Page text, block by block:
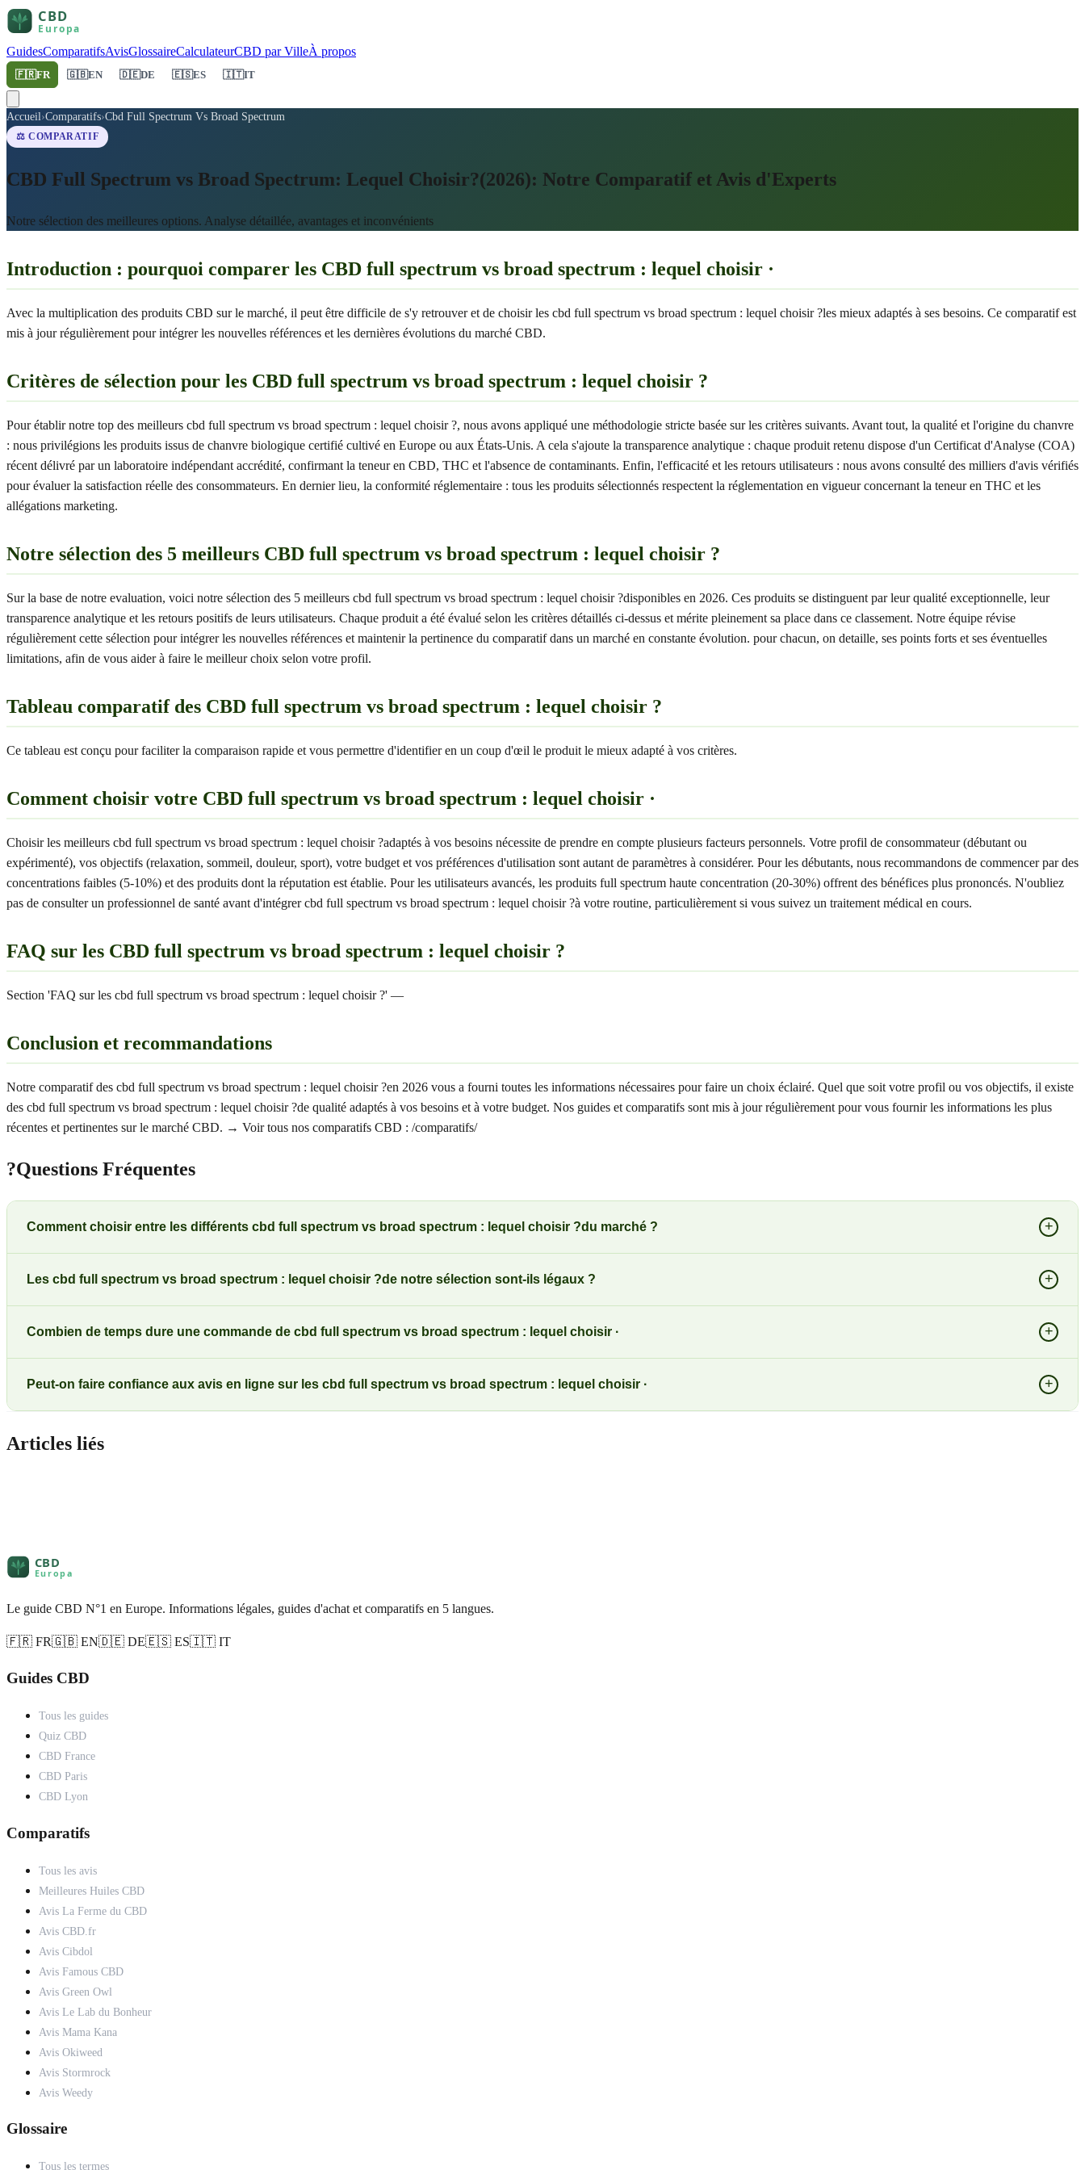
GuidesComparatifsAvisGlossaireCalculateurCBD par VilleÀ propos
🇫🇷FR 🇬🇧EN 🇩🇪DE 🇪🇸ES 🇮🇹IT
Accueil›Comparatifs›Cbd Full Spectrum Vs Broad Spectrum
⚖️ COMPARATIF
CBD Full Spectrum vs Broad Spectrum: Lequel Choisir?(2026): Notre Comparatif et Avis d'Experts
Notre sélection des meilleures options. Analyse détaillée, avantages et inconvénients
Introduction : pourquoi comparer les CBD full spectrum vs broad spectrum : lequel choisir ·
Avec la multiplication des produits CBD sur le marché, il peut être difficile de s'y retrouver et de choisir les cbd full spectrum vs broad spectrum : lequel choisir ?les mieux adaptés à ses besoins. Ce comparatif est
mis à jour régulièrement pour intégrer les nouvelles références et les dernières évolutions du marché CBD.
Critères de sélection pour les CBD full spectrum vs broad spectrum : lequel choisir ?
Pour établir notre top des meilleurs cbd full spectrum vs broad spectrum : lequel choisir ?, nous avons appliqué une méthodologie stricte basée sur les critères suivants. Avant tout, la qualité et l'origine du chanvre
: nous privilégions les produits issus de chanvre biologique certifié cultivé en Europe ou aux États-Unis. A cela s'ajoute la transparence analytique : chaque produit retenu dispose d'un Certificat d'Analyse (COA)
récent délivré par un laboratoire indépendant accrédité, confirmant la teneur en CBD, THC et l'absence de contaminants. Enfin, l'efficacité et les retours utilisateurs : nous avons consulté des milliers d'avis vérifiés
pour évaluer la satisfaction réelle des consommateurs. En dernier lieu, la conformité réglementaire : tous les produits sélectionnés respectent la réglementation en vigueur concernant la teneur en THC et les
allégations marketing.
Notre sélection des 5 meilleurs CBD full spectrum vs broad spectrum : lequel choisir ?
Sur la base de notre evaluation, voici notre sélection des 5 meilleurs cbd full spectrum vs broad spectrum : lequel choisir ?disponibles en 2026. Ces produits se distinguent par leur qualité exceptionnelle, leur
transparence analytique et les retours positifs de leurs utilisateurs. Chaque produit a été évalué selon les critères détaillés ci-dessus et mérite pleinement sa place dans ce classement. Notre équipe révise
régulièrement cette sélection pour intégrer les nouvelles références et maintenir la pertinence du comparatif dans un marché en constante évolution. pour chacun, on detaille, ses points forts et ses éventuelles
limitations, afin de vous aider à faire le meilleur choix selon votre profil.
Tableau comparatif des CBD full spectrum vs broad spectrum : lequel choisir ?
Ce tableau est conçu pour faciliter la comparaison rapide et vous permettre d'identifier en un coup d'œil le produit le mieux adapté à vos critères.
Comment choisir votre CBD full spectrum vs broad spectrum : lequel choisir ·
Choisir les meilleurs cbd full spectrum vs broad spectrum : lequel choisir ?adaptés à vos besoins nécessite de prendre en compte plusieurs facteurs personnels. Votre profil de consommateur (débutant ou
expérimenté), vos objectifs (relaxation, sommeil, douleur, sport), votre budget et vos préférences d'utilisation sont autant de paramètres à considérer. Pour les débutants, nous recommandons de commencer par des
concentrations faibles (5-10%) et des produits dont la réputation est établie. Pour les utilisateurs avancés, les produits full spectrum haute concentration (20-30%) offrent des bénéfices plus prononcés. N'oubliez
pas de consulter un professionnel de santé avant d'intégrer cbd full spectrum vs broad spectrum : lequel choisir ?à votre routine, particulièrement si vous suivez un traitement médical en cours.
FAQ sur les CBD full spectrum vs broad spectrum : lequel choisir ?
Section 'FAQ sur les cbd full spectrum vs broad spectrum : lequel choisir ?' —
Conclusion et recommandations
Notre comparatif des cbd full spectrum vs broad spectrum : lequel choisir ?en 2026 vous a fourni toutes les informations nécessaires pour faire un choix éclairé. Quel que soit votre profil ou vos objectifs, il existe
des cbd full spectrum vs broad spectrum : lequel choisir ?de qualité adaptés à vos besoins et à votre budget. Nos guides et comparatifs sont mis à jour régulièrement pour vous fournir les informations les plus
récentes et pertinentes sur le marché CBD. → Voir tous nos comparatifs CBD : /comparatifs/
?Questions Fréquentes
Comment choisir entre les différents cbd full spectrum vs broad spectrum : lequel choisir ?du marché ? +
Les cbd full spectrum vs broad spectrum : lequel choisir ?de notre sélection sont-ils légaux ? +
Combien de temps dure une commande de cbd full spectrum vs broad spectrum : lequel choisir · +
Peut-on faire confiance aux avis en ligne sur les cbd full spectrum vs broad spectrum : lequel choisir · +
Articles liés
Le guide CBD N°1 en Europe. Informations légales, guides d'achat et comparatifs en 5 langues.
🇫🇷 FR🇬🇧 EN🇩🇪 DE🇪🇸 ES🇮🇹 IT
Guides CBD
Tous les guides
Quiz CBD
CBD France
CBD Paris
CBD Lyon
Comparatifs
Tous les avis
Meilleures Huiles CBD
Avis La Ferme du CBD
Avis CBD.fr
Avis Cibdol
Avis Famous CBD
Avis Green Owl
Avis Le Lab du Bonheur
Avis Mama Kana
Avis Okiweed
Avis Stormrock
Avis Weedy
Glossaire
Tous les termes